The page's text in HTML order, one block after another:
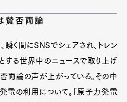
賛否両論
瞬く間にSNSでシェアされ、トレン
する世界中のニュースで取り上げ
否両論の声が上がっている。その中
電の利用について。「原子力発電